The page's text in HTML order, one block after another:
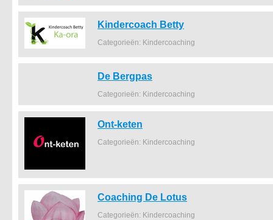
Kindercoach Betty
Categorieën: Kindercoaching
De Bergpas
Categorieën: Kindercoaching
Ont-keten
Categorieën: Kindercoaching
Coaching De Lotus
Categorieën: Kindercoaching